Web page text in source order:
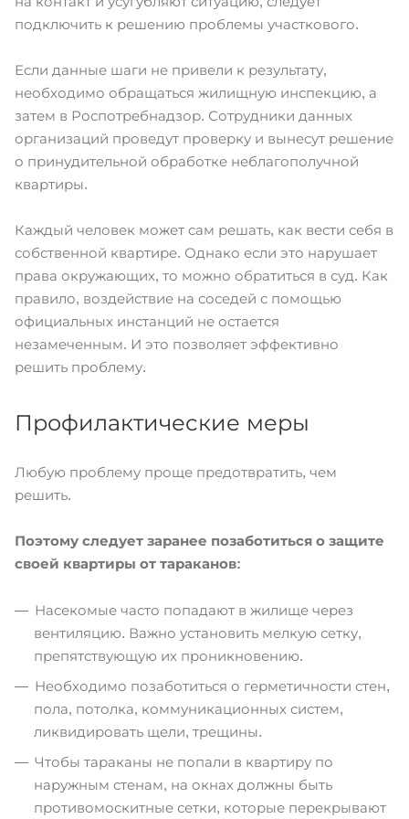
подключить к решению проблемы участкового.
Если данные шаги не привели к результату,
необходимо обращаться жилищную инспекцию, а
затем в Роспотребнадзор. Сотрудники данных
организаций проведут проверку и вынесут решение
о принудительной обработке неблагополучной
квартиры.
Каждый человек может сам решать, как вести себя в
собственной квартире. Однако если это нарушает
права окружающих, то можно обратиться в суд. Как
правило, воздействие на соседей с помощью
официальных инстанций не остается
незамеченным. И это позволяет эффективно
решить проблему.
Профилактические меры
Любую проблему проще предотвратить, чем
решить.
Поэтому следует заранее позаботиться о защите
своей квартиры от тараканов:
Насекомые часто попадают в жилище через
вентиляцию. Важно установить мелкую сетку,
препятствующую их проникновению.
Необходимо позаботиться о герметичности стен,
пола, потолка, коммуникационных систем,
ликвидировать щели, трещины.
Чтобы тараканы не попали в квартиру по
наружным стенам, на окнах должны быть
противомоскитные сетки, которые перекрывают